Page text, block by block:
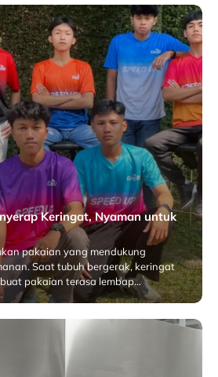
Keringat, Nyaman untuk
pakaian yang mendukung
Saat tubuh bergerak, keringat
pakaian terasa lembap…